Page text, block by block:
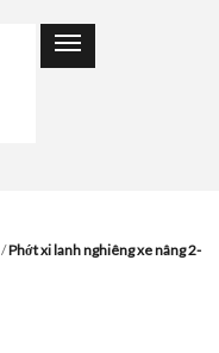
/Phớt xi lanh nghiêng xe nâng 2-